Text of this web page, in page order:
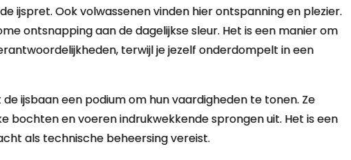
ijspret. Ook volwassenen vinden hier ontspanning en plezier.
ontsnapping aan de dagelijkse sleur. Het is een manier om
terwijl je jezelf onderdompelt in een
ijsbaan een podium om hun vaardigheden te tonen. Ze
bochten en voeren indrukwekkende sprongen uit. Het is een
als technische beheersing vereist.